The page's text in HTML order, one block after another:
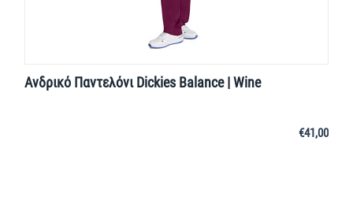
Ανδρικό Παντελόνι Dickies Balance | Wine
€41,00